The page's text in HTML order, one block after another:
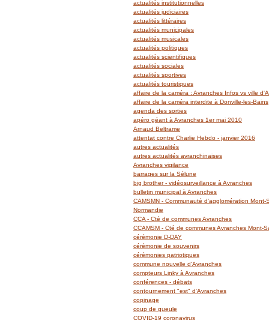
actualités institutionnelles
actualités judiciaires
actualités littéraires
actualités municipales
actualités musicales
actualités politiques
actualités scientifiques
actualités sociales
actualités sportives
actualités touristiques
affaire de la caméra : Avranches Infos vs ville
affaire de la caméra interdite à Donville-les-Bains
agenda des sorties
apéro géant à Avranches 1er mai 2010
Arnaud Beltrame
attentat contre Charlie Hebdo - janvier 2016
autres actualités
autres actualités avranchinaises
Avranches vigilance
barrages sur la Sélune
big brother - vidéosurveillance à Avranches
bulletin municipal à Avranches
CAMSMN - Communauté d'agglomération Mont-
Normandie
CCA - Cté de communes Avranches
CCAMSM - Cté de communes Avranches Mont-
cérémonie D-DAY
cérémonie de souvenirs
cérémonies patriotiques
commune nouvelle d'Avranches
compteurs Linky à Avranches
conférences - débats
contournement "est" d'Avranches
copinage
coup de gueule
COVID-19 coronavirus